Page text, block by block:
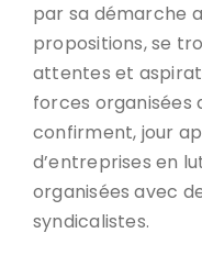
par sa démarche
propositions, se
attentes et
forces organisées
confirment, jour
d’entreprises en
organisées avec
syndicalistes.